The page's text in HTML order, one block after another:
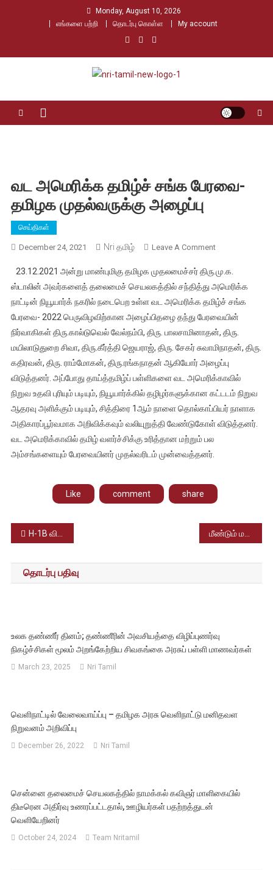
Monday, August 10, 2026
எங்களை பற்றி
தொடர்பு கொள்ள My account
Nri Tamil
வட அமெரிக்க தமிழ்ச் சங்க பேரவை-
தமிழக முதல்வருக்கு அழைப்பு
செய்திகள்
December 24, 2021 Nri தமிழ் Leave A CommentOn
அமெரிக்க
தமிழ்ச்
சங்க
பேரவை-
தமிழக
முதல்வருக்கு
அழைப்பு
23.12.2021 அன்று மாண்புமிகு தமிழக முதலமைச்சர் திரு.மு.க.
ஸ்டாலின் அவர்களைத் தலைமைச் செயலகத்தில் சந்தித்து அமெரிக்க
நாட்டின் நியூயார்க் நகரில் நடைபெற உள்ள வட அமெரிக்க தமிழ்ச் சங்க
பேரவை- 2022 பெருவிழவிற்கான அழைப்பிதழை தந்து பேரவையின்
நிர்வாகிகள் திரு.கால்டுவெல் வேல்நம்பி, திரு. பாலசாமினாதன், திரு.
மயிலாடுதுறை சிவா, திரு.கீர்த்தி ஜெயராஜ், திரு. சேகர் சுவாமிநாதன், திரு.
கதிரவன், திரு. ராம்மோகன், திரு.ரங்கநாதன் ஆகியோர் அழைப்பு
விடுத்தனர். அப்போது தாய்த்தமிழ்ப் பள்ளிகளை வட அமெரிக்காவில்
நிறுவ உதவி புரியும் படியும், நியூயார்க்கில் தழிழர்களுக்கான கட்டடம் நிறுவ
ஆதரவு அளிக்கும் படியும், சித்திரை 1ஆம் நாளை தொல்காப்பியர் நாளாக
அதிகாரப்பூர்வமாக அறிவிக்கவும் வலியுறுத்தி வேண்டுகோள் விடுத்தனர்.
வட அமெரிக்காவில் தமிழ் வளர்ச்சிக்கு உரித்தான மற்றும் பல
அம்சங்களையும் பேரவையினர் முதல்வரிடம் முன்வைத்தனர்.
Like comment share
Post
navigation
H-1B விசா பெரும் தகுதிகளை மாற்றும் திட்டத்தை அமெரிக்கா திரும்பப் பெற்றது!
தொடர்பு பதிவு
உலக தண்ணீர் தினம்; தண்ணீரின் அவசியத்தை விழிப்புணர்வு
நிகழ்ச்சிகள் மூலம் அறங்கேற்றிய சிவகங்கை அரசுப் பள்ளி மாணவர்கள்
March 23, 2025 Nri Tamil
வெளிநாட்டில் வேலைவாய்ப்பு – தமிழக அரசு வெளிநாட்டு மனிதவள
நிறுவனம் அறிவிப்பு
December 26, 2022 Nri Tamil
சென்னை தலைமைச் செயலகத்தில் நாமக்கல் கவிஞர் மாளிகையில்
திடீரென அதிர்வு உணரப்பட்டதால், ஊழியர்கள் பதற்றத்துடன்
வெளியேறினர்
October 24, 2024 Team Nritamil